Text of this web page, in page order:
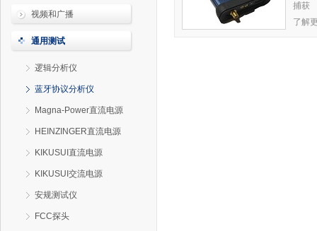
视频和广播
通用测试
逻辑分析仪
蓝牙协议分析仪
Magna-Power直流电源
HEINZINGER直流电源
KIKUSUI直流电源
KIKUSUI交流电源
安规测试仪
FCC探头
捕获
了解